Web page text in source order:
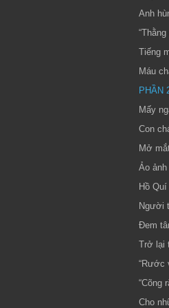
Anh
Tiếng
Máu
PHẦN
Mấy
Con
Mở
Ảo
Hồ
Người
Đem
Trở lại
“Rước
“Cõng
Cho